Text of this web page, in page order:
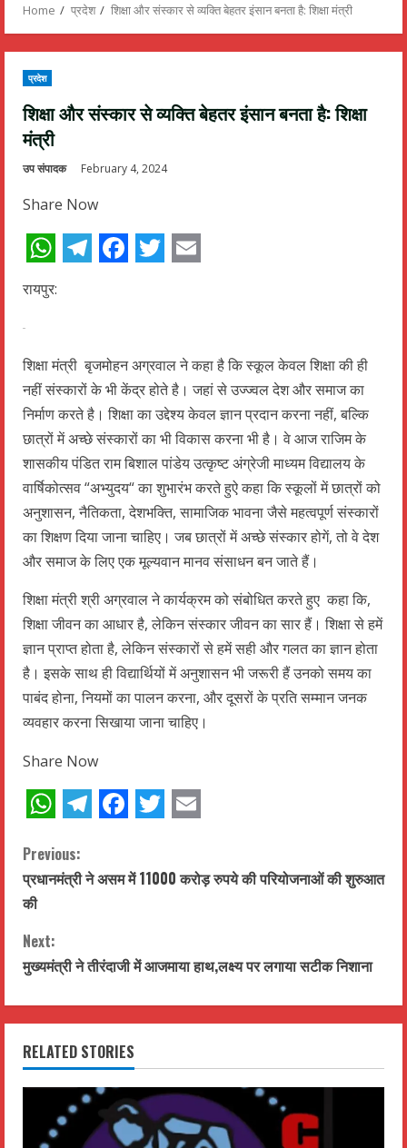
Home प्रदेश शिक्षा और संस्कार से व्यक्ति बेहतर इंसान बनता है: शिक्षा मंत्री
प्रदेश
शिक्षा और संस्कार से व्यक्ति बेहतर इंसान बनता है: शिक्षा
मंत्री
उप संपादक February 4, 2024
Share Now
WhatsApp
रायपुर:
शिक्षा मंत्री बृजमोहन अग्रवाल ने कहा है कि स्कूल केवल शिक्षा की ही
नहीं संस्कारों के भी केंद्र होते है। जहां से उज्ज्वल देश और समाज का
निर्माण करते है। शिक्षा का उद्देश्य केवल ज्ञान प्रदान करना नहीं, बल्कि
छात्रों में अच्छे संस्कारों का भी विकास करना भी है। वे आज राजिम के
शासकीय पंडित राम बिशाल पांडेय उत्कृष्ट अंग्रेजी माध्यम विद्यालय के
वार्षिकोत्सव “अभ्युदय“ का शुभारंभ करते हुऐ कहा कि स्कूलों में छात्रों को
अनुशासन, नैतिकता, देशभक्ति, सामाजिक भावना जैसे महत्वपूर्ण संस्कारों
का शिक्षण दिया जाना चाहिए। जब छात्रों में अच्छे संस्कार होगें, तो वे देश
और समाज के लिए एक मूल्यवान मानव संसाधन बन जाते हैं।
शिक्षा मंत्री श्री अग्रवाल ने कार्यक्रम को संबोधित करते हुए कहा कि,
शिक्षा जीवन का आधार है, लेकिन संस्कार जीवन का सार हैं। शिक्षा से हमें
ज्ञान प्राप्त होता है, लेकिन संस्कारों से हमें सही और गलत का ज्ञान होता
है। इसके साथ ही विद्यार्थियों में अनुशासन भी जरूरी हैं उनको समय का
पाबंद होना, नियमों का पालन करना, और दूसरों के प्रति सम्मान जनक
व्यवहार करना सिखाया जाना चाहिए।
Share Now
C
o
n
t
i
n
u
Previous:
प्रधानमंत्री ने असम में 11000 करोड़ रुपये की परियोजनाओं की शुरुआत
की
Next:
मुख्यमंत्री ने तीरंदाजी में आजमाया हाथ,लक्ष्य पर लगाया सटीक निशाना
RELATED STORIES